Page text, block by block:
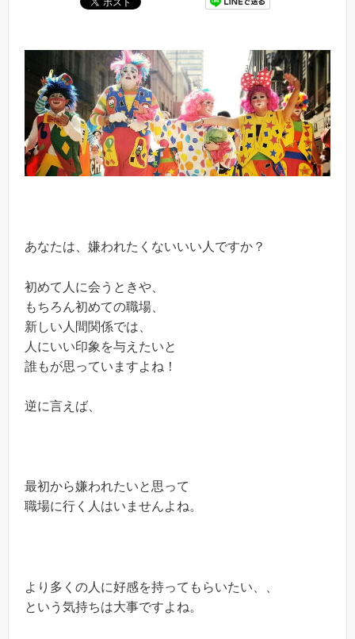
あなたは、嫌われたくないいい人ですか？
初めて人に会うときや、
もちろん初めての職場、
新しい人間関係では、
人にいい印象を与えたいと
誰もが思っていますよね！
逆に言えば、
最初から嫌われたいと思って
職場に行く人はいませんよね。
より多くの人に好感を持ってもらいたい、、
という気持ちは大事ですよね。